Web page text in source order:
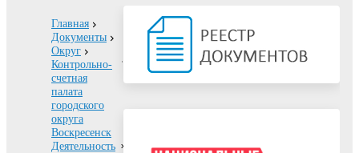
Главная
Документы
Округ
Контрольно-
счетная
палата
городского
округа
Воскресенск
Деятельность